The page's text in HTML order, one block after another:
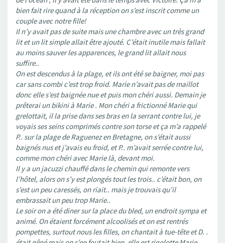
bien fait rire quand à la réception on s’est inscrit comme un
couple avec notre fille!
Il n’y avait pas de suite mais une chambre avec un très grand
lit et un lit simple allait être ajouté. C’était inutile mais fallait
au moins sauver les apparences, le grand lit allait nous
suffire..
On est descendus à la plage, et ils ont été se baigner, moi pas
car sans combi c’est trop froid. Marie n’avait pas de maillot
donc elle s’est baignée nue et puis mon chéri aussi. Demain je
prêterai un bikini à Marie . Mon chéri a frictionné Marie qui
grelottait, il la prise dans ses bras en la serrant contre lui, je
voyais ses seins comprimés contre son torse et ça m’a rappelé
P.. sur la plage de Raguenez en Bretagne, on s’était aussi
baignés nus et j’avais eu froid, et P.. m’avait serrée contre lui,
comme mon chéri avec Marie là, devant moi.
Il y a un jacuzzi chauffé dans le chemin qui remonte vers
l’hôtel, alors on s’y est plongés tout les trois.. c’était bon, on
s’est un peu caressés, on riait.. mais je trouvais qu’il
embrassait un peu trop Marie..
Le soir on a été diner sur la place du bled, un endroit sympa et
animé. On étaient forcément alcoolisés et on est rentrés
pompettes, surtout nous les filles, on chantait à tue-tête et D. .